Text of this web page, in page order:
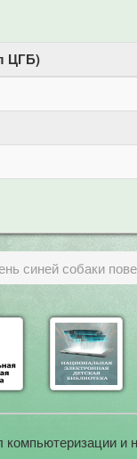
ЦГБ)
синей собаки
и